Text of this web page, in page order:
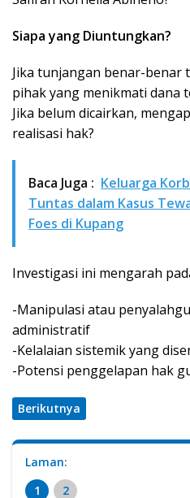
Siapa yang Diuntungkan?
Jika tunjangan benar-benar
pihak yang menikmati dana
Jika belum dicairkan,
realisasi hak?
Baca Juga : Keluarga
Tuntas dalam Kasus
Foes di Kupang
Investigasi ini mengarah
-Manipulasi atau
administratif
-Kelalaian sistemik yang
-Potensi penggelapan hak
Berikutnya
Laman:
1
2